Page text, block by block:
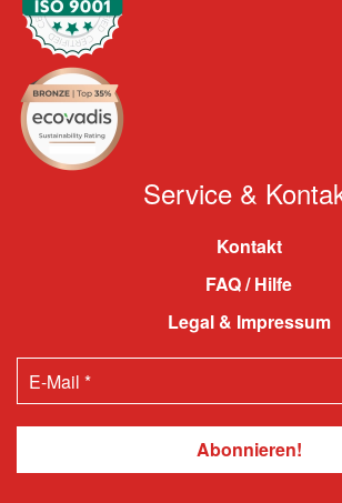
Service &
Kontakt
FAQ / Hilfe
Legal & Impressum